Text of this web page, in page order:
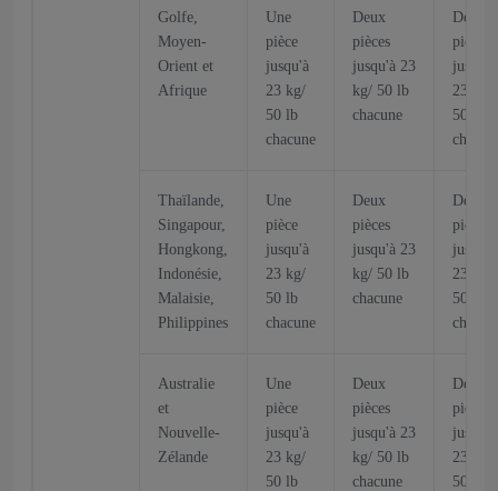
Golfe,
Moyen-
Orient et
Afrique
Une
pièce
jusqu'à
23 kg/
50 lb
chacune
Deux
pièces
jusqu'à 23
kg/ 50 lb
chacune
Deux
pièces
jusqu'à
23 kg/
50 lb
Thaïlande,
Singapour,
Hongkong,
Indonésie,
Malaisie,
Philippines
Une
pièce
jusqu'à
23 kg/
50 lb
chacune
Deux
pièces
jusqu'à 23
kg/ 50 lb
chacune
Deux
pièces
jusqu'à
23 kg/
50 lb
Australie
et
Nouvelle-
Zélande
Une
pièce
jusqu'à
23 kg/
50 lb
Deux
pièces
jusqu'à 23
kg/ 50 lb
chacune
Deux
pièces
jusqu'à
23 kg/
50 lb